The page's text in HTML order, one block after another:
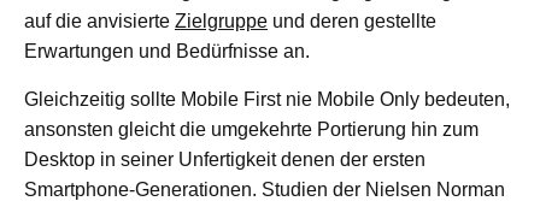
auf die anvisierte Zielgruppe und deren gestellte
Erwartungen und Bedürfnisse an.
Gleichzeitig sollte Mobile First nie Mobile Only bedeuten,
ansonsten gleicht die umgekehrte Portierung hin zum
Desktop in seiner Unfertigkeit denen der ersten
Smartphone-Generationen. Studien der Nielsen Norman